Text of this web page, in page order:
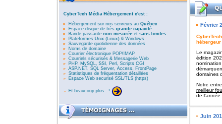
CyberTech Média Hébergement c'est :
Hébergement sur nos serveurs au Québec
Espace disque de très grande capacité
Bande passante non mesurée et sans limites
Plateformes Unix (Linux) & Windows
Sauvegarde quotidienne des données
Noms de domaine
Courrier électronique POP/IMAP
Courriels sécurisés & Messagerie Web
PHP, MySQL, SSI, Perl, Scripts CGI
ASP.NET, SQL Server, Access, FrontPage
Statistiques de fréquentation détaillées
Espace Web securisé SSL/TLS (https)
Et beaucoup plus...!
Février
Le
édition
domaines
Notre
meilleur
de l'année
Juin